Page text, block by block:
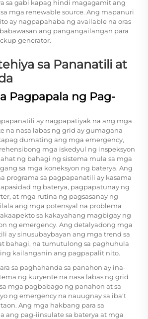
sa gabi kapag hindi magagamit ang
mga renewable source. Ang mapanuri
ay nagpapahaba ng available na oras
ang pangangailangan para
generator.
sa Pananatili at
Pagpapala ng Pag-
ay nagpapatiyak na ang mga
na nasa labas ng grid ay gumagana
dumating ang mga emergency,
mga iskedyul ng inspeksyon
ng bahagi ng sistema mula sa mga
sa mga koneksyon ng baterya. Ang
programa sa pagpapanatili ay kasama
ng baterya, pagpapatunay ng
at mga rutina ng pagsasanay ng
ang mga potensyal na problema
sa kakayahang magbigay ng
ng emergency. Ang detalyadong mga
ay sinusubaybayan ang mga trend sa
bahagi, na tumutulong sa paghuhula
kailanganin ang pagpapalit nito.
sa paghahanda sa panahon ay ina-
ng kuryente na nasa labas ng grid
mga pagbabago ng panahon at sa
ng emergency na nauugnay sa iba't
Ang mga hakbang para sa
ang pag-iinsulate sa baterya at mga